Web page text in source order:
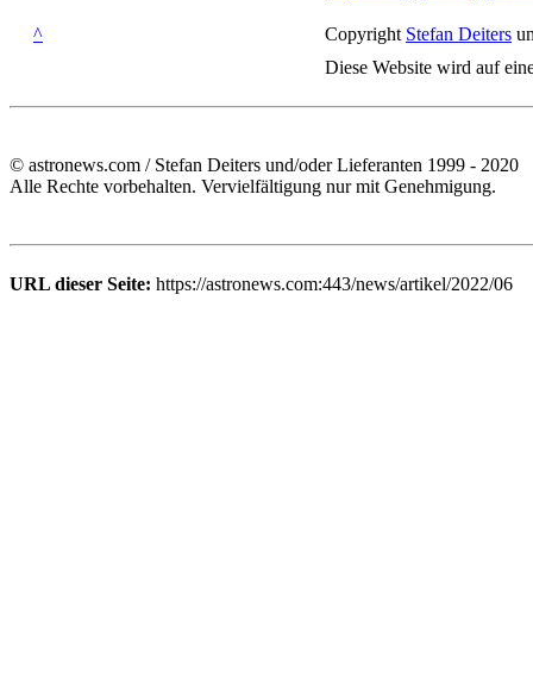
^ Copyright Stefan Deiters
Diese Website wird auf
© astronews.com / Stefan Deiters und/oder Lieferanten 1999 - 2020
Alle Rechte vorbehalten. Vervielfältigung nur mit Genehmigung.
URL dieser Seite: https://astronews.com:443/news/artikel/2022/06